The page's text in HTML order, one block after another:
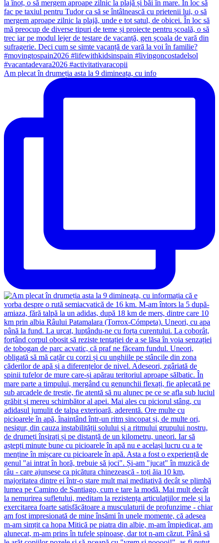
Am plecat în drumeția asta la 9 dimineața, cu info